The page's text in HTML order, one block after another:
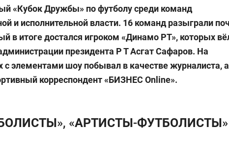
«Кубок Дружбы» по футболу среди команд
и исполнительной власти. 16 команд разыграли
в итоге достался игроком «Динамо РТ», которых
президента Р Т АсгатСафаров. На
с элементами шоу побывал в качестве журналиста,
корреспондент «БИЗНЕС Online».
«АРТИСТЫ-ФУТБОЛИСТЫ»